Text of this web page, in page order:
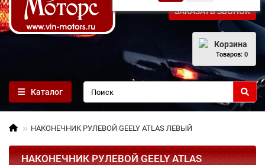
ЗАКАЗАТЬ ЗВОНОК
Корзина
Товаров: 0
Каталог
НАКОНЕЧНИК РУЛЕВОЙ GEELY ATLAS ЛЕВЫЙ
НАКОНЕЧНИК РУЛЕВОЙ GEELY ATLAS